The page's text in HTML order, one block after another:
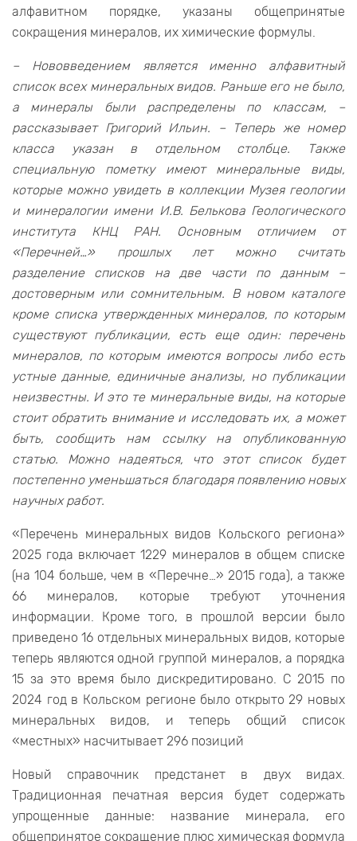
алфавитном порядке, указаны общепринятые
сокращения минералов, их химические формулы.
– Нововведением является именно алфавитный
список всех минеральных видов. Раньше его не было,
а минералы были распределены по классам, –
рассказывает Григорий Ильин. – Теперь же номер
класса указан в отдельном столбце. Также
специальную пометку имеют минеральные виды,
которые можно увидеть в коллекции Музея геологии
и минералогии имени И.В. Белькова Геологического
института КНЦ РАН. Основным отличием от
«Перечней…» прошлых лет можно считать
разделение списков на две части по данным –
достоверным или сомнительным. В новом каталоге
кроме списка утвержденных минералов, по которым
существуют публикации, есть еще один: перечень
минералов, по которым имеются вопросы либо есть
устные данные, единичные анализы, но публикации
неизвестны. И это те минеральные виды, на которые
стоит обратить внимание и исследовать их, а может
быть, сообщить нам ссылку на опубликованную
статью. Можно надеяться, что этот список будет
постепенно уменьшаться благодаря появлению новых
научных работ.
«Перечень минеральных видов Кольского региона»
2025 года включает 1229 минералов в общем списке
(на 104 больше, чем в «Перечне…» 2015 года), а также
66 минералов, которые требуют уточнения
информации. Кроме того, в прошлой версии было
приведено 16 отдельных минеральных видов, которые
теперь являются одной группой минералов, а порядка
15 за это время было дискредитировано. С 2015 по
2024 год в Кольском регионе было открыто 29 новых
минеральных видов, и теперь общий список
«местных» насчитывает 296 позиций
Новый справочник предстанет в двух видах.
Традиционная печатная версия будет содержать
упрощенные данные: название минерала, его
общепринятое сокращение плюс химическая формула